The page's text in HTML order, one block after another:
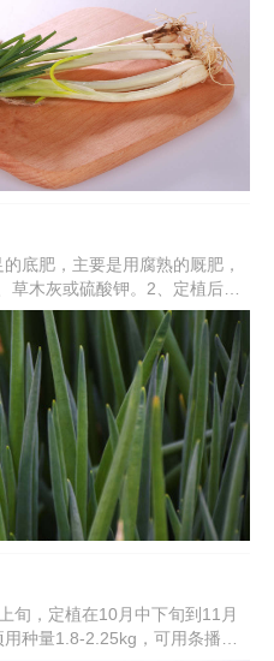
侧培土7-10cm。
底肥，主要是用腐熟的厩肥，
木灰或硫酸钾。2、定植后施
，半月后可进行二次追肥，要追
次追肥，此时追加化肥。3、注
略第一次和第三次追肥。
旬，定植在10月中下旬到11月
种量1.8-2.25kg，可用条播、